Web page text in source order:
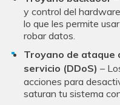
y control del
lo que les permite
robar datos.
Troyano de ataque
servicio (DDoS) –
acciones para
saturan tu sistema